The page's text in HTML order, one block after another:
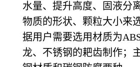
水量、提升高度、固液分
物质的形状、颗粒大小来
据用户需要选用材质为
龙、不锈钢的耙齿制作；